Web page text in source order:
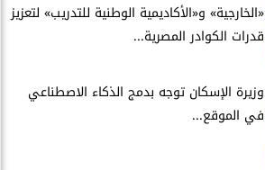
​«الخارجية» و«الأكاديمية الوطنية للتدريب» لتعزيز
قدرات الكوادر المصرية...
​وزيرة الإسكان توجه بدمج الذكاء الاصطناعي
في الموقع...